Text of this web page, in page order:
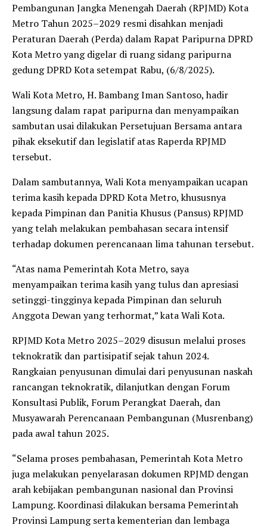
Pembangunan Jangka Menengah Daerah (RPJMD) Kota
Metro Tahun 2025–2029 resmi disahkan menjadi
Peraturan Daerah (Perda) dalam Rapat Paripurna DPRD
Kota Metro yang digelar di ruang sidang paripurna
gedung DPRD Kota setempat Rabu, (6/8/2025).
Wali Kota Metro, H. Bambang Iman Santoso, hadir
langsung dalam rapat paripurna dan menyampaikan
sambutan usai dilakukan Persetujuan Bersama antara
pihak eksekutif dan legislatif atas Raperda RPJMD
tersebut.
Dalam sambutannya, Wali Kota menyampaikan ucapan
terima kasih kepada DPRD Kota Metro, khususnya
kepada Pimpinan dan Panitia Khusus (Pansus) RPJMD
yang telah melakukan pembahasan secara intensif
terhadap dokumen perencanaan lima tahunan tersebut.
“Atas nama Pemerintah Kota Metro, saya
menyampaikan terima kasih yang tulus dan apresiasi
setinggi-tingginya kepada Pimpinan dan seluruh
Anggota Dewan yang terhormat,” kata Wali Kota.
RPJMD Kota Metro 2025–2029 disusun melalui proses
teknokratik dan partisipatif sejak tahun 2024.
Rangkaian penyusunan dimulai dari penyusunan naskah
rancangan teknokratik, dilanjutkan dengan Forum
Konsultasi Publik, Forum Perangkat Daerah, dan
Musyawarah Perencanaan Pembangunan (Musrenbang)
pada awal tahun 2025.
“Selama proses pembahasan, Pemerintah Kota Metro
juga melakukan penyelarasan dokumen RPJMD dengan
arah kebijakan pembangunan nasional dan Provinsi
Lampung. Koordinasi dilakukan bersama Pemerintah
Provinsi Lampung serta kementerian dan lembaga